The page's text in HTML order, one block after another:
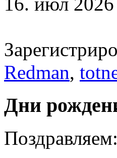
Redman,
Дни
Поздравляем: